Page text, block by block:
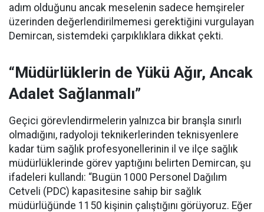
adım olduğunu ancak meselenin sadece hemşireler
üzerinden değerlendirilmemesi gerektiğini vurgulayan
Demircan, sistemdeki çarpıklıklara dikkat çekti.
“Müdürlüklerin de Yükü Ağır, Ancak
Adalet Sağlanmalı”
Geçici görevlendirmelerin yalnızca bir branşla sınırlı
olmadığını, radyoloji teknikerlerinden teknisyenlere
kadar tüm sağlık profesyonellerinin il ve ilçe sağlık
müdürlüklerinde görev yaptığını belirten Demircan, şu
ifadeleri kullandı: “Bugün 1000 Personel Dağılım
Cetveli (PDC) kapasitesine sahip bir sağlık
müdürlüğünde 1150 kişinin çalıştığını görüyoruz. Eğer